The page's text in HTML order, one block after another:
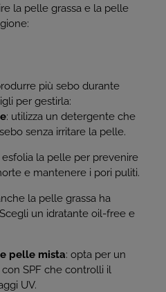
la pelle grassa e la pelle
più sebo durante
per gestirla:
: utilizza un detergente che
senza irritare la pelle.
esfolia la pelle per prevenire
e mantenere i pori puliti.
la pelle grassa ha
un idratante oil-free e
pelle mista: opta per un
SPF che controlli il
UV.